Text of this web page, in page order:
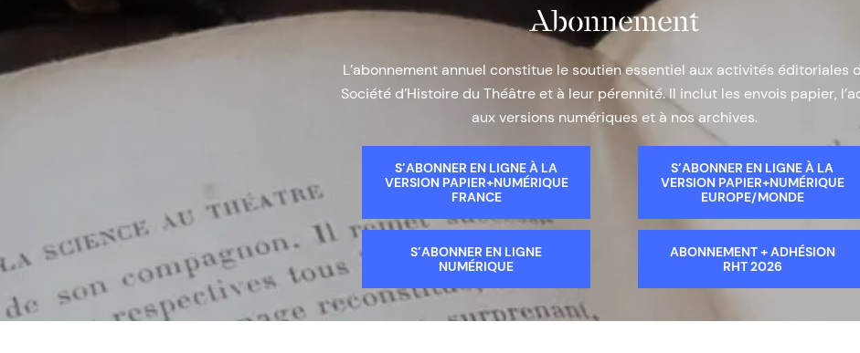
Abonnement
L’abonnement annuel constitue le soutien essentiel aux activités éditoriales
Société d’Histoire du Théâtre et à leur pérennité. Il inclut les envois papier,
aux versions numériques et à nos archives.
S’ABONNER EN LIGNE À LA
VERSION PAPIER+NUMÉRIQUE
FRANCE
S’ABONNER EN LIGNE À LA
VERSION PAPIER+NUMÉRIQUE
EUROPE/MONDE
S’ABONNER EN LIGNE
NUMÉRIQUE
ABONNEMENT + ADHÉSION
RHT 2026